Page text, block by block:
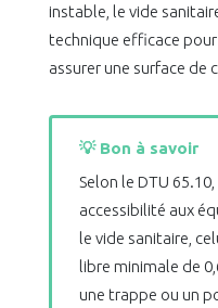
instable, le vide
technique efficace
assurer une surface
💡 Bon à savoir
Selon le DTU
accessibilité aux
le vide sanitaire,
libre minimale de
une trappe ou un